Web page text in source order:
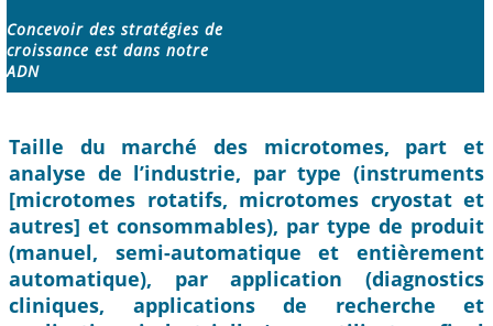
Concevoir des stratégies de
croissance est dans notre
ADN
Taille du marché des microtomes, part et
analyse de l’industrie, par type (instruments
[microtomes rotatifs, microtomes cryostat et
autres] et consommables), par type de produit
(manuel, semi-automatique et entièrement
automatique), par application (diagnostics
cliniques, applications de recherche et